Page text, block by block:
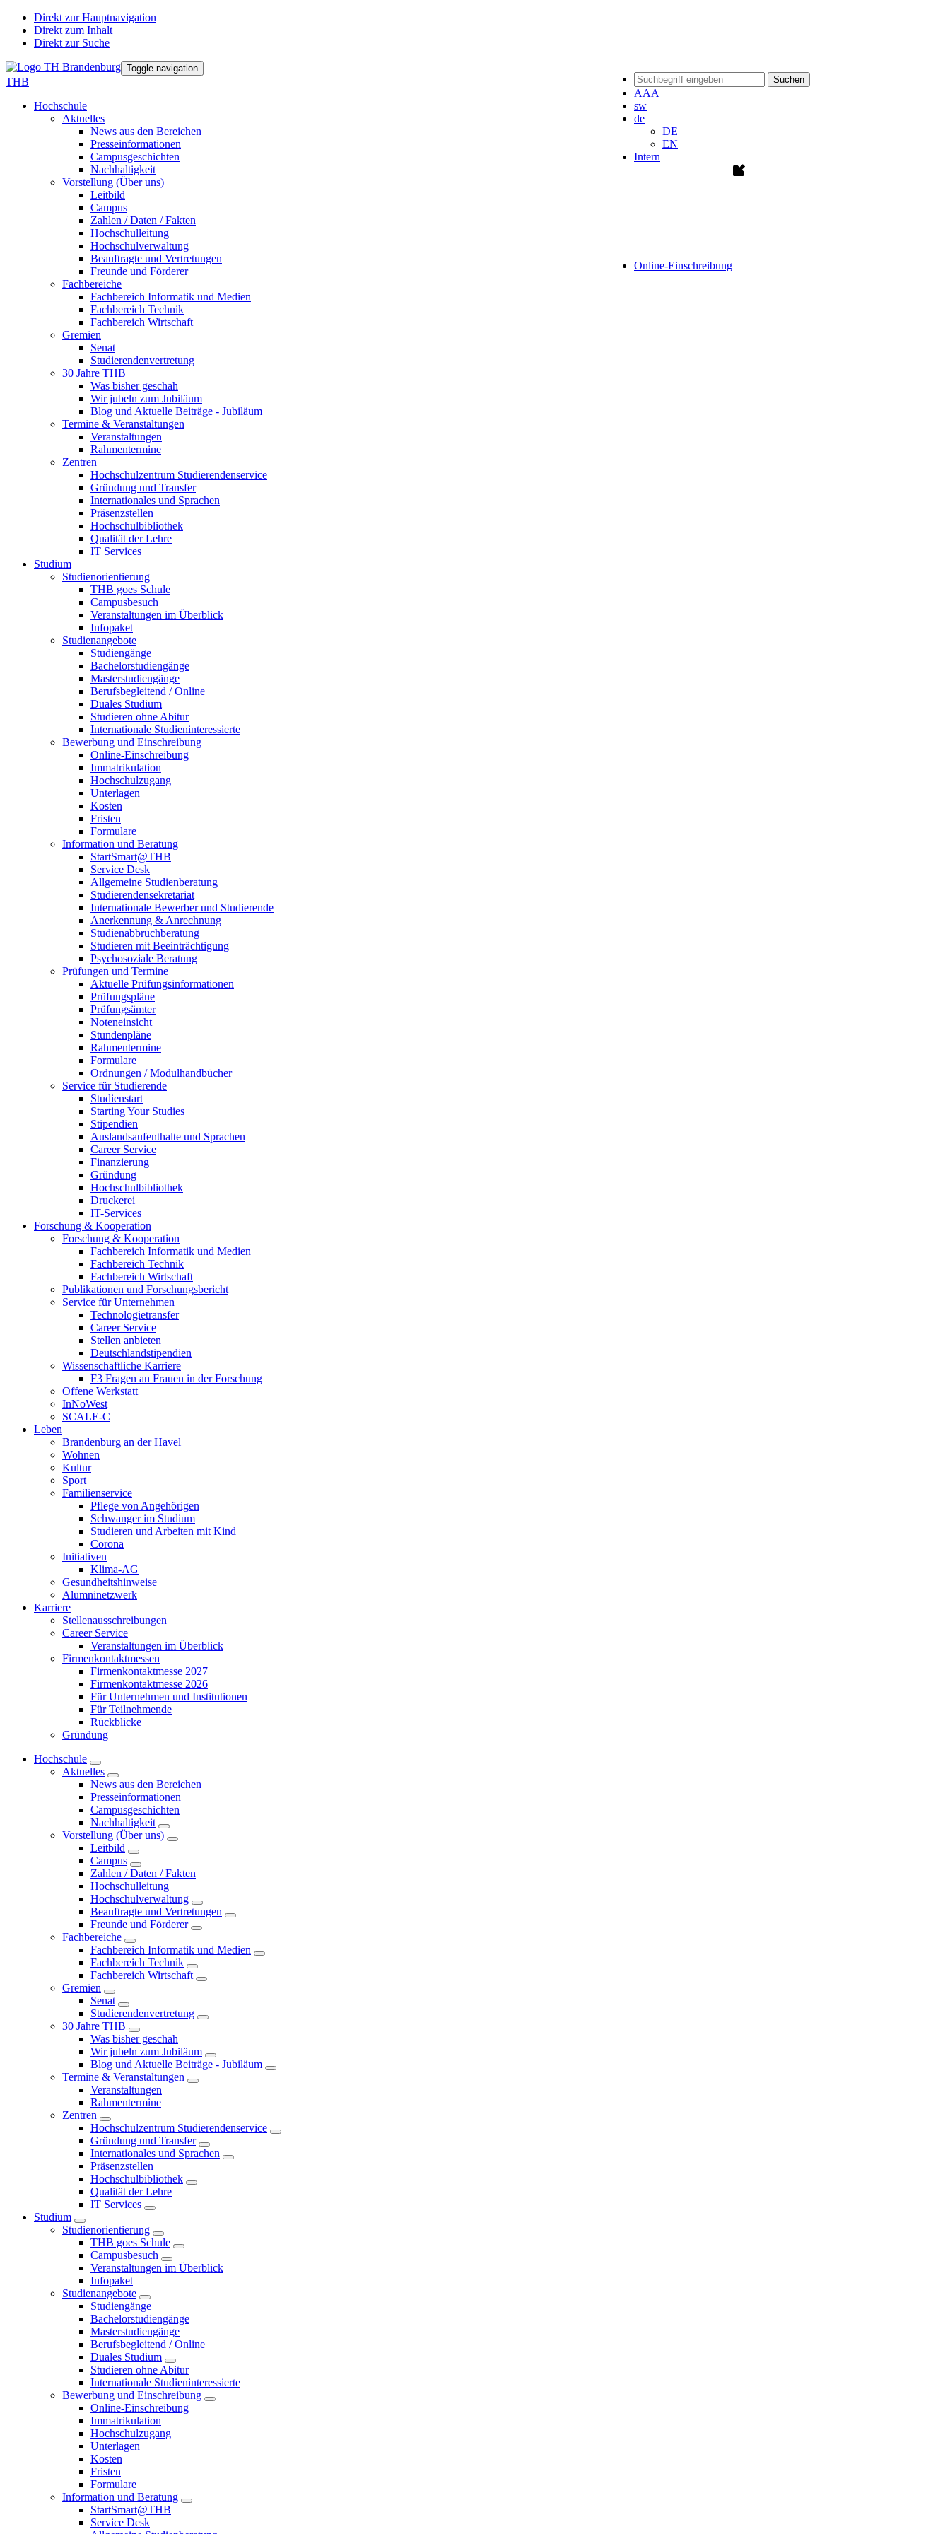
Direkt zur Hauptnavigation
Direkt zum Inhalt
Direkt zur Suche
Suchen
AAA
sw
de
DE
EN
Intern
Online-Einschreibung
Toggle navigation
THB
Hochschule
Aktuelles
News aus den Bereichen
Presseinformationen
Campusgeschichten
Nachhaltigkeit
Vorstellung (Über uns)
Leitbild
Campus
Zahlen / Daten / Fakten
Hochschulleitung
Hochschulverwaltung
Beauftragte und Vertretungen
Freunde und Förderer
Fachbereiche
Fachbereich Informatik und Medien
Fachbereich Technik
Fachbereich Wirtschaft
Gremien
Senat
Studierendenvertretung
30 Jahre THB
Was bisher geschah
Wir jubeln zum Jubiläum
Blog und Aktuelle Beiträge - Jubiläum
Termine & Veranstaltungen
Veranstaltungen
Rahmentermine
Zentren
Hochschulzentrum Studierendenservice
Gründung und Transfer
Internationales und Sprachen
Präsenzstellen
Hochschulbibliothek
Qualität der Lehre
IT Services
Studium
Studienorientierung
THB goes Schule
Campusbesuch
Veranstaltungen im Überblick
Infopaket
Studienangebote
Studiengänge
Bachelorstudiengänge
Masterstudiengänge
Berufsbegleitend / Online
Duales Studium
Studieren ohne Abitur
Internationale Studieninteressierte
Bewerbung und Einschreibung
Online-Einschreibung
Immatrikulation
Hochschulzugang
Unterlagen
Kosten
Fristen
Formulare
Information und Beratung
StartSmart@THB
Service Desk
Allgemeine Studienberatung
Studierendensekretariat
Internationale Bewerber und Studierende
Anerkennung & Anrechnung
Studienabbruchberatung
Studieren mit Beeinträchtigung
Psychosoziale Beratung
Prüfungen und Termine
Aktuelle Prüfungsinformationen
Prüfungspläne
Prüfungsämter
Noteneinsicht
Stundenpläne
Rahmentermine
Formulare
Ordnungen / Modulhandbücher
Service für Studierende
Studienstart
Starting Your Studies
Stipendien
Auslandsaufenthalte und Sprachen
Career Service
Finanzierung
Gründung
Hochschulbibliothek
Druckerei
IT-Services
Forschung & Kooperation
Forschung & Kooperation
Fachbereich Informatik und Medien
Fachbereich Technik
Fachbereich Wirtschaft
Publikationen und Forschungsbericht
Service für Unternehmen
Technologietransfer
Career Service
Stellen anbieten
Deutschlandstipendien
Wissenschaftliche Karriere
F3 Fragen an Frauen in der Forschung
Offene Werkstatt
InNoWest
SCALE-C
Leben
Brandenburg an der Havel
Wohnen
Kultur
Sport
Familienservice
Pflege von Angehörigen
Schwanger im Studium
Studieren und Arbeiten mit Kind
Corona
Initiativen
Klima-AG
Gesundheitshinweise
Alumninetzwerk
Karriere
Stellenausschreibungen
Career Service
Veranstaltungen im Überblick
Firmenkontaktmessen
Firmenkontaktmesse 2027
Firmenkontaktmesse 2026
Für Unternehmen und Institutionen
Für Teilnehmende
Rückblicke
Gründung
Hochschule
Aktuelles
News aus den Bereichen
Presseinformationen
Campusgeschichten
Nachhaltigkeit
Vorstellung (Über uns)
Leitbild
Campus
Zahlen / Daten / Fakten
Hochschulleitung
Hochschulverwaltung
Beauftragte und Vertretungen
Freunde und Förderer
Fachbereiche
Fachbereich Informatik und Medien
Fachbereich Technik
Fachbereich Wirtschaft
Gremien
Senat
Studierendenvertretung
30 Jahre THB
Was bisher geschah
Wir jubeln zum Jubiläum
Blog und Aktuelle Beiträge - Jubiläum
Termine & Veranstaltungen
Veranstaltungen
Rahmentermine
Zentren
Hochschulzentrum Studierendenservice
Gründung und Transfer
Internationales und Sprachen
Präsenzstellen
Hochschulbibliothek
Qualität der Lehre
IT Services
Studium
Studienorientierung
THB goes Schule
Campusbesuch
Veranstaltungen im Überblick
Infopaket
Studienangebote
Studiengänge
Bachelorstudiengänge
Masterstudiengänge
Berufsbegleitend / Online
Duales Studium
Studieren ohne Abitur
Internationale Studieninteressierte
Bewerbung und Einschreibung
Online-Einschreibung
Immatrikulation
Hochschulzugang
Unterlagen
Kosten
Fristen
Formulare
Information und Beratung
StartSmart@THB
Service Desk